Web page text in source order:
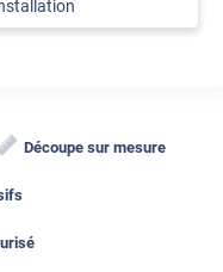
Découpe sur mesure